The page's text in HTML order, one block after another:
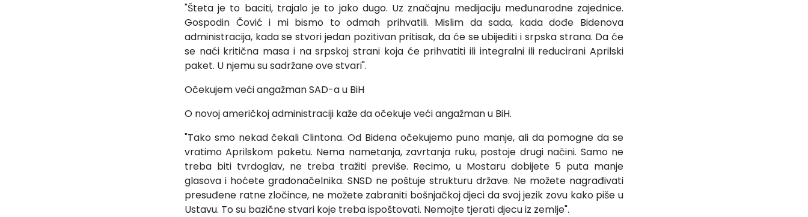
"Šteta je to baciti, trajalo je to jako dugo. Uz značajnu medijaciju međunarodne zajednice.
Gospodin Čović i mi bismo to odmah prihvatili. Mislim da sada, kada dođe Bidenova
administracija, kada se stvori jedan pozitivan pritisak, da će se ubijediti i srpska strana. Da će
se naći kritična masa i na srpskoj strani koja će prihvatiti ili integralni ili reducirani Aprilski
paket. U njemu su sadržane ove stvari".
Očekujem veći angažman SAD-a u BiH
O novoj američkoj administraciji kaže da očekuje veći angažman u BiH.
"Tako smo nekad čekali Clintona. Od Bidena očekujemo puno manje, ali da pomogne da se
vratimo Aprilskom paketu. Nema nametanja, zavrtanja ruku, postoje drugi načini. Samo ne
treba biti tvrdoglav, ne treba tražiti previše. Recimo, u Mostaru dobijete 5 puta manje
glasova i hoćete gradonačelnika. SNSD ne poštuje strukturu države. Ne možete nagrađivati
presuđene ratne zločince, ne možete zabraniti bošnjačkoj djeci da svoj jezik zovu kako piše u
Ustavu. To su bazične stvari koje treba ispoštovati. Nemojte tjerati djecu iz zemlje".